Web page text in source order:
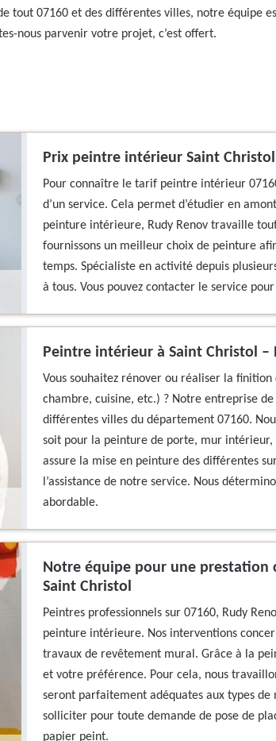
tout 07160 et des différentes villes, notre équipe
nous parvenir votre projet, c’est offert.
Prix peintre intérieur Saint Christol
Pour connaître le tarif peintre intérieur
d’un service. Cela permet d’étudier en
peinture intérieure, Rudy Renov travaille
fournissons un meilleur choix de peinture
temps. Spécialiste en activité depuis
à tous. Vous pouvez contacter le service
Peintre intérieur à Saint Christol –
Vous souhaitez rénover ou réaliser la
chambre, cuisine, etc.) ? Notre entreprise
différentes villes du département 07160.
soit pour la peinture de porte, mur
assure la mise en peinture des différentes
l’assistance de notre service. Nous
abordable.
Notre équipe pour une
Saint Christol
Peintres professionnels sur 07160, Rudy
peinture intérieure. Nos interventions
travaux de revêtement mural. Grâce à la
et votre préférence. Pour cela, nous
seront parfaitement adéquates aux types de
solliciter pour toute demande de pose de
papier peint.